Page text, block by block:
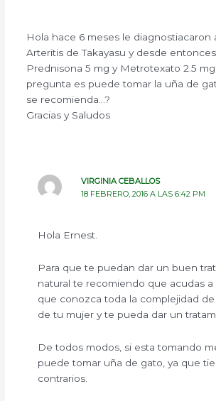
Hola hace 6 meses le diagnostiacaron
Arteritis de Takayasu y desde
Prednisona 5 mg y Metrotexato 2.5
pregunta es puede tomar la uña de
se recomienda…?
Gracias y Saludos
VIRGINIA CEBALLOS
18 FEBRERO, 2016 A LAS 6:42 PM
Hola Ernest.
Para que te puedan dar un buen
natural te recomiendo que acudas
que conozca toda la complejidad
de tu mujer y te pueda dar un
De todos modos, si esta tomando
puede tomar uña de gato, ya que
contrarios.